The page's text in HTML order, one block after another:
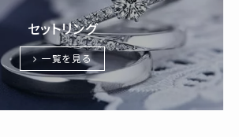
セットリング
一覧を見る